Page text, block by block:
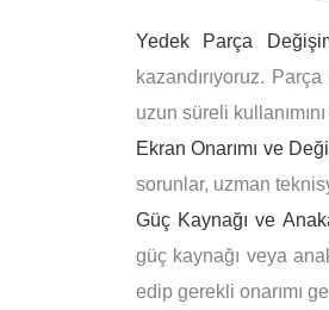
Yedek Parça
kazandırıyoruz.
uzun süreli
Ekran Onarımı ve
sorunlar, uzman
Güç Kaynağı ve
güç kaynağı veya
edip gerekli onarımı